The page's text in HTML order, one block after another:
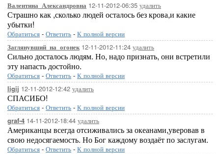
Валентина_Александровна 12-11-2012-06:35 удалить
Страшно как ,сколько людей осталось без крова,и какие
убытки!
Обратиться - Ответить - К полной версии
Заглянувший_на_огонек12-11-2012-11:24 удалить
Сильно досталось людям. Но, надо признать, они встретили
эту напасть достойно.
Обратиться - Ответить - К полной версии
ligij 12-11-2012-12:42 удалить
СПАСИБО!
Обратиться - Ответить - К полной версии
graf-4 14-11-2012-18:44 удалить
Американцы всегда отсиживались за океанами,уверовав в
свою недосягаемость. Но Бог каждому воздаёт по заслугам.
Обратиться - Ответить - К полной версии